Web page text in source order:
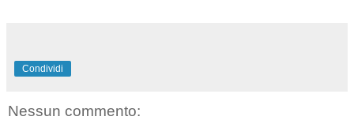
Condividi
Nessun commento: